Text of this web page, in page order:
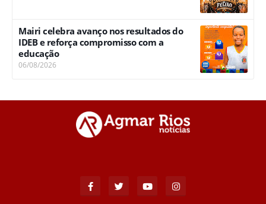
Mairi celebra avanço nos resultados do
IDEB e reforça compromisso com a
educação
06/08/2026